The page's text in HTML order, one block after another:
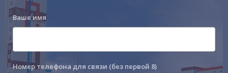
Ваше имя
Номер телефона для связи (без первой 8)